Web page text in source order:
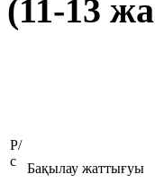
(11-13
Р/
с
Бақылау жаттығуы